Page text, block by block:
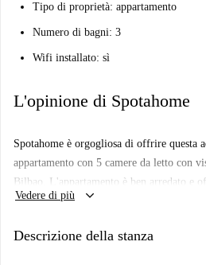
Tipo di proprietà: appartamento
Numero di bagni: 3
Wifi installato: sì
L'opinione di Spotahome
Spotahome è orgogliosa di offrire questa
appartamento con 5 camere da letto con
Bilbao. L'appartamento è ben arredato e
lavatrice privata, una cucina attrezzata
solo le donne lavoratrici o studentesse
Vedere di più keyboard_arrow_down
Descrizione della stanza